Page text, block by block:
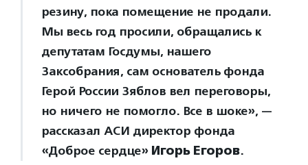
резину, пока помещение не продали.
Мы весь год просили, обращались к
депутатам Госдумы, нашего
Заксобрания, сам основатель фонда
Герой России Зяблов вел переговоры,
но ничего не помогло. Все в шоке», —
рассказал АСИ директор фонда
«Доброе сердце» Игорь Егоров.